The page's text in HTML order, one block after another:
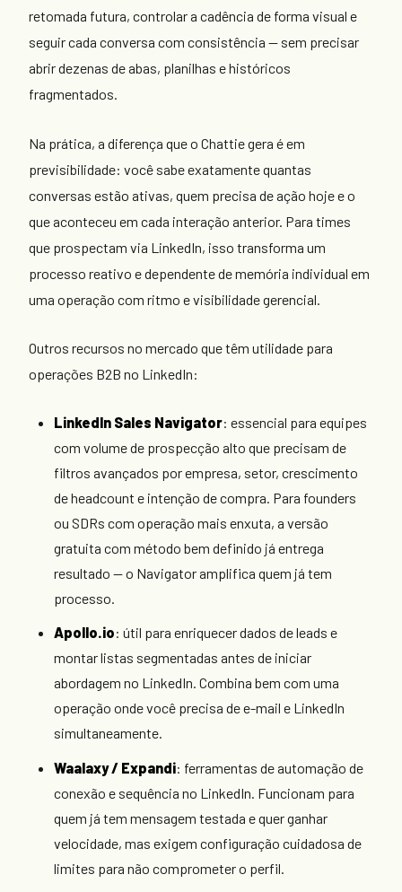
retomada futura, controlar a cadência de forma visual e
seguir cada conversa com consistência — sem precisar
abrir dezenas de abas, planilhas e históricos
fragmentados.
Na prática, a diferença que o Chattie gera é em
previsibilidade: você sabe exatamente quantas
conversas estão ativas, quem precisa de ação hoje e o
que aconteceu em cada interação anterior. Para times
que prospectam via LinkedIn, isso transforma um
processo reativo e dependente de memória individual em
uma operação com ritmo e visibilidade gerencial.
Outros recursos no mercado que têm utilidade para
operações B2B no LinkedIn:
LinkedIn Sales Navigator: essencial para equipes
com volume de prospecção alto que precisam de
filtros avançados por empresa, setor, crescimento
de headcount e intenção de compra. Para founders
ou SDRs com operação mais enxuta, a versão
gratuita com método bem definido já entrega
resultado — o Navigator amplifica quem já tem
processo.
Apollo.io: útil para enriquecer dados de leads e
montar listas segmentadas antes de iniciar
abordagem no LinkedIn. Combina bem com uma
operação onde você precisa de e-mail e LinkedIn
simultaneamente.
Waalaxy / Expandi: ferramentas de automação de
conexão e sequência no LinkedIn. Funcionam para
quem já tem mensagem testada e quer ganhar
velocidade, mas exigem configuração cuidadosa de
limites para não comprometer o perfil.